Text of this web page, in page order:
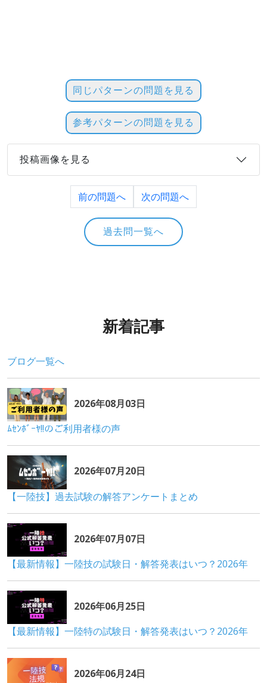
同じパターンの問題を見る
参考パターンの問題を見る
投稿画像を見る
前の問題へ 次の問題へ
過去問一覧へ